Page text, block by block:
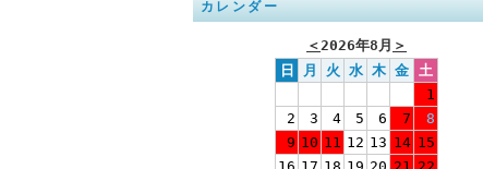
カレンダー
＜2026年8月 ＞
日
月 火 水 木 金 土
1
2
3 4 5 6 7
8
9 10 11 12 13 14 15